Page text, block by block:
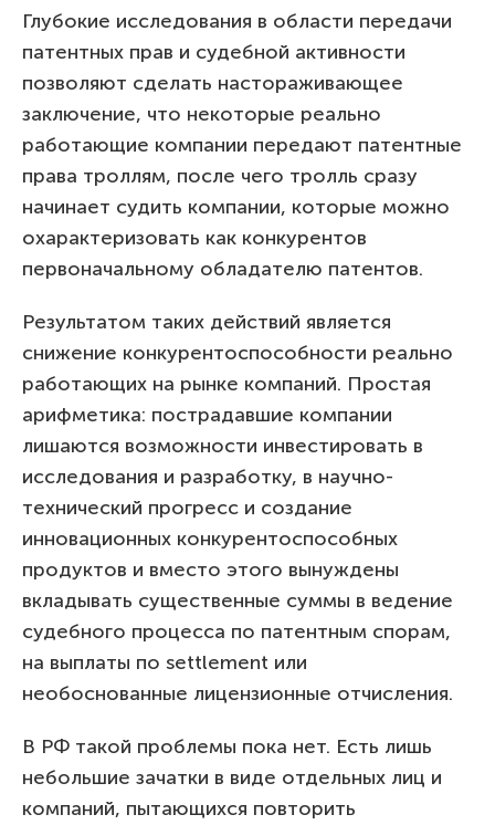
Глубокие исследования в области передачи
патентных прав и судебной активности
позволяют сделать настораживающее
заключение, что некоторые реально
работающие компании передают патентные
права троллям, после чего тролль сразу
начинает судить компании, которые можно
охарактеризовать как конкурентов
первоначальному обладателю патентов.
Результатом таких действий является
снижение конкурентоспособности реально
работающих на рынке компаний. Простая
арифметика: пострадавшие компании
лишаются возможности инвестировать в
исследования и разработку, в научно-
технический прогресс и создание
инновационных конкурентоспособных
продуктов и вместо этого вынуждены
вкладывать существенные суммы в ведение
судебного процесса по патентным спорам,
на выплаты по settlement или
необоснованные лицензионные отчисления.
В РФ такой проблемы пока нет. Есть лишь
небольшие зачатки в виде отдельных лиц и
компаний, пытающихся повторить